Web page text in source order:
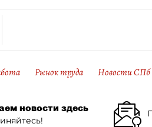
Рынок труда Новости СПб
новости здесь